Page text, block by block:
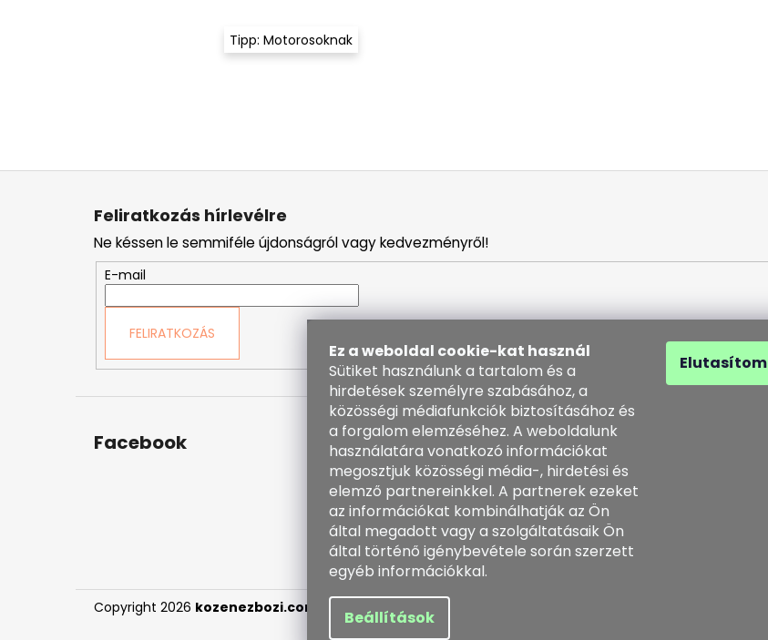
Ez a weboldal cookie-kat használ
Sütiket használunk a tartalom és a
hirdetések személyre szabásához, a
közösségi médiafunkciók biztosításához és
a forgalom elemzéséhez. A weboldalunk
használatára vonatkozó információkat
megosztjuk közösségi média-, hirdetési és
elemző partnereinkkel. A partnerek ezeket
az információkat kombinálhatják az Ön
által megadott vagy a szolgáltatásaik Ön
által történő igénybevétele során szerzett
egyéb információkkal.
Beállítások
Elutasítom
Tipp: Motorosoknak
Feliratkozás hírlevélre
Ne késsen le semmiféle újdonságról vagy kedvezményről!
E-mail
FELIRATKOZÁS
Facebook Kapcsolat
info @kozenezbozi.com
381281747, 603225633
603225633
https://www.facebook.com/koz
enezbozi/
Copyright 2026 kozenezbozi.com . Minden jog fenntartva.